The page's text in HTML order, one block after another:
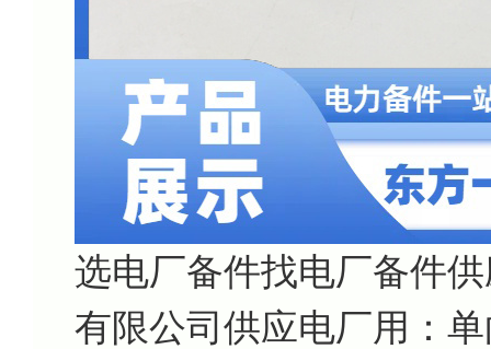
选电厂备件找电厂备件
有限公司供应电厂用：